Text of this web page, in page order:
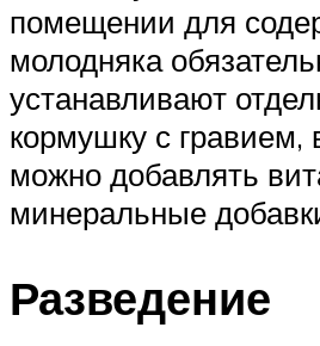
помещении для
молодняка
устанавливают
кормушку с гравием,
можно добавлять
минеральные
Разведение